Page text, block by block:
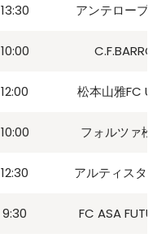
13:30 アンテロープ
10:00 C.F.BARRO
12:00 松本山雅FC
10:00 フォルツァ
12:30 アルティスタ
9:30 FC ASA